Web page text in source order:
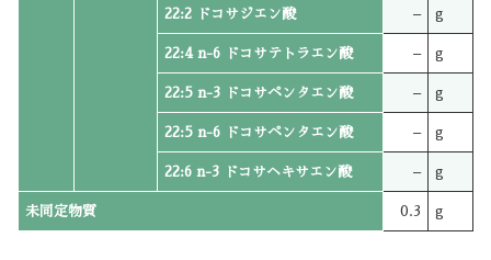
22:2 ドコサジエン酸 – g
22:4 n-6 ドコサテトラエン酸 – g
22:5 n-3 ドコサペンタエン酸 – g
22:5 n-6 ドコサペンタエン酸 – g
22:6 n-3 ドコサヘキサエン酸 – g
未同定物質 0.3 g